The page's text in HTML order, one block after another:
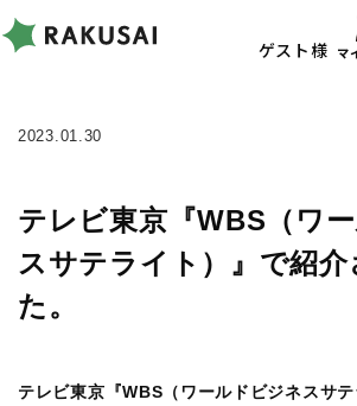
ゲスト様 マ
2023.01.30
テレビ東京『WBS（ワ
スサテライト）』で紹介
た。
テレビ東京『WBS（ワールドビジネスサ